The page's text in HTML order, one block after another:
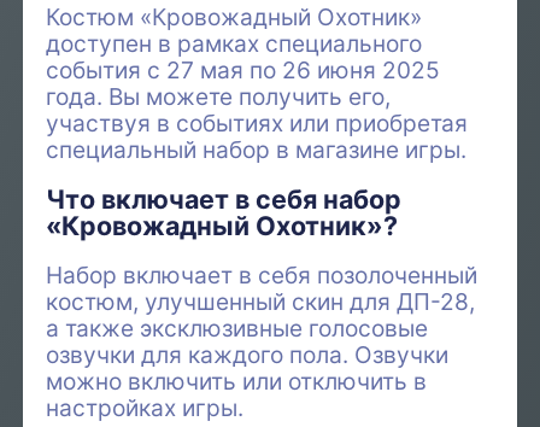
Костюм «Кровожадный Охотник»
доступен в рамках специального
события с 27 мая по 26 июня 2025
года. Вы можете получить его,
участвуя в событиях или приобретая
специальный набор в магазине игры.
Что включает в себя набор
«Кровожадный Охотник»?
Набор включает в себя позолоченный
костюм, улучшенный скин для ДП-28,
а также эксклюзивные голосовые
озвучки для каждого пола. Озвучки
можно включить или отключить в
настройках игры.